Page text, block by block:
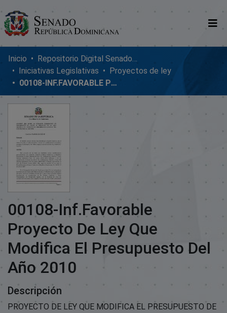
Comunidades
Glosario
Nosotros
Inicio
Repositorio Digital SenadoRD
Iniciativas Legislativas
Proyectos de ley
00108-INF.FAVORABLE PROYECTO DE LEY QUE MODIFICA EL PRESUPUESTO DEL AÑO 2010
00108-Inf.Favorable
Proyecto De Ley Que
Modifica El Presupuesto Del
Año 2010
Descripción
PROYECTO DE LEY QUE MODIFICA EL PRESUPUESTO DE